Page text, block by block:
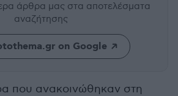
άρθρα μας στα αποτελέσματα
αναζήτησης
on Google
που ανακοινώθηκαν στη